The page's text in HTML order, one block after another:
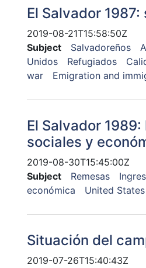
El Salvador
2019-08-21T15:58:50Z
Subject
Salvadoreños
Unidos
Refugiados
war
Emigration and
El Salvador
sociales y
2019-08-30T15:45:00Z
Subject
Remesas
económica
United States
Situación del
2019-07-26T15:40:43Z